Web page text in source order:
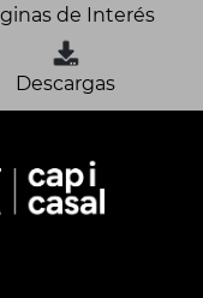
de Interés
Descargas